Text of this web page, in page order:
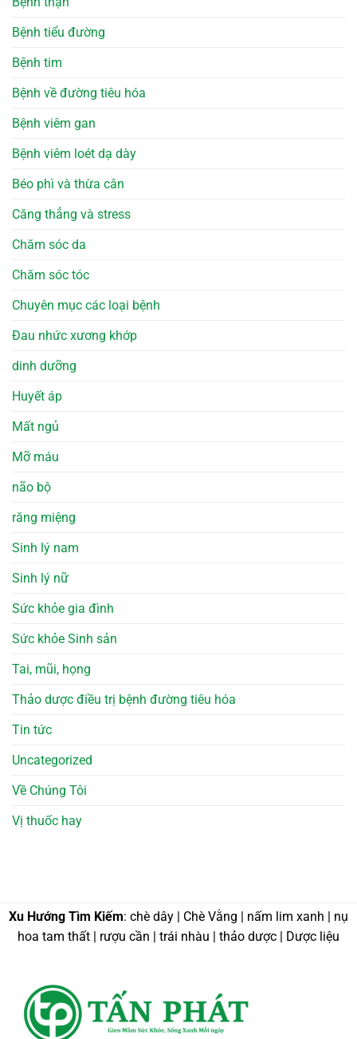
Bệnh tiểu đường
Bệnh tim
Bệnh về đường tiêu hóa
Bệnh viêm gan
Bệnh viêm loét dạ dày
Béo phì và thừa cân
Căng thẳng và stress
Chăm sóc da
Chăm sóc tóc
Chuyên mục các loại bệnh
Đau nhức xương khớp
dinh dưỡng
Huyết áp
Mất ngủ
Mỡ máu
não bộ
răng miệng
Sinh lý nam
Sinh lý nữ
Sức khỏe gia đình
Sức khỏe Sinh sản
Tai, mũi, họng
Thảo dược điều trị bệnh đường tiêu hóa
Tin tức
Uncategorized
Về Chúng Tôi
Vị thuốc hay
Xu Hướng Tìm Kiếm: chè dây | Chè Vằng | nấm lim xanh | nụ
hoa tam thất | rượu cần | trái nhàu | thảo dược | Dược liệu